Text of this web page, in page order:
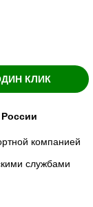
КЛИК
компанией
службами